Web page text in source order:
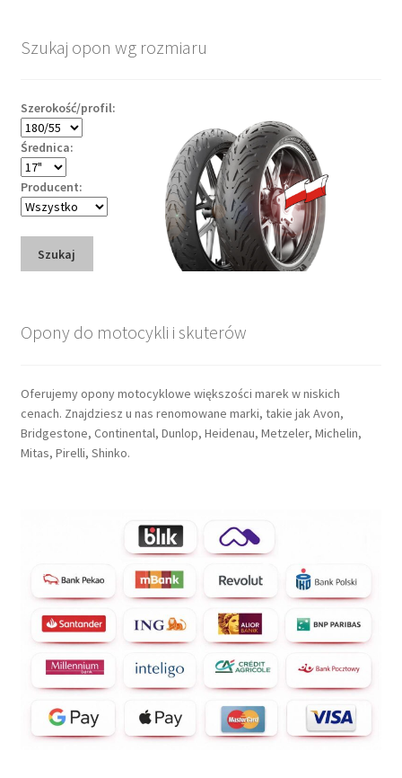
Szukaj opon wg rozmiaru
Szerokość/profil:
Średnica:
Producent:
Szukaj
Opony do motocykli i skuterów
Oferujemy opony motocyklowe większości marek w niskich
cenach. Znajdziesz u nas renomowane marki, takie jak Avon,
Bridgestone, Continental, Dunlop, Heidenau, Metzeler, Michelin,
Mitas, Pirelli, Shinko.